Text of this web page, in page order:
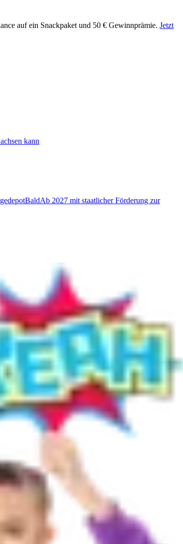
auf ein Snackpaket und 50 € Gewinnprämie. Jetzt
kann
BaldAb 2027 mit staatlicher Förderung zur